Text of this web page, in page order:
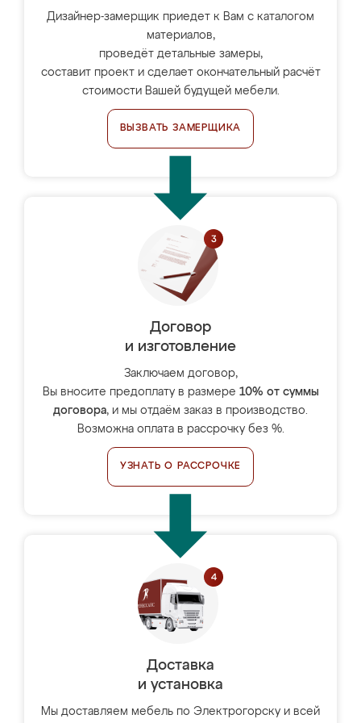
Дизайнер-замерщик приедет к Вам с каталогом
материалов,
проведёт детальные замеры,
составит проект и сделает окончательный расчёт
стоимости Вашей будущей мебели.
ВЫЗВАТЬ ЗАМЕРЩИКА
Договор
и изготовление
Заключаем договор,
Вы вносите предоплату в размере 10% от суммы
договора, и мы отдаём заказ в производство.
Возможна оплата в рассрочку без %.
УЗНАТЬ О РАССРОЧКЕ
Доставка
и установка
Мы доставляем мебель по Электрогорску и всей